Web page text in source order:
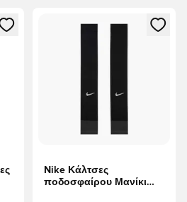
συνδεθείτε ή να εγγραφείτε ως
Ανοίγει ένα Modal για να
Nike Κάλτσες
ποδοσφαίρου Μανίκι